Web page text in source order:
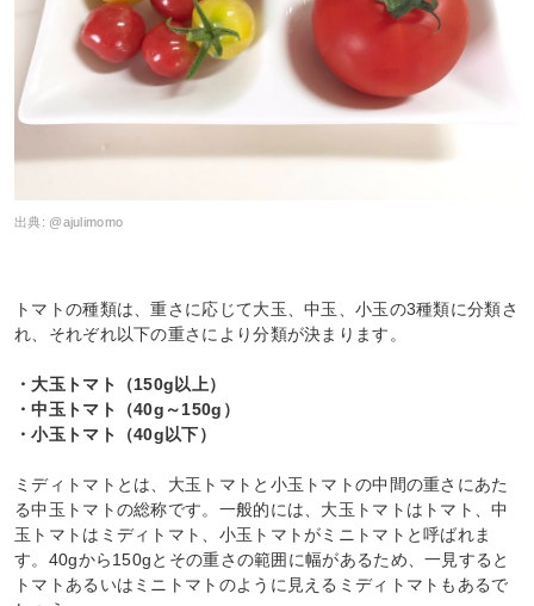
出典: @ajulimomo
トマトの種類は、重さに応じて大玉、中玉、小玉の3種類に分類さ
れ、それぞれ以下の重さにより分類が決まります。
・大玉トマト（150g以上）
・中玉トマト（40g～150g）
・小玉トマト（40g以下）
ミディトマトとは、大玉トマトと小玉トマトの中間の重さにあた
る中玉トマトの総称です。一般的には、大玉トマトはトマト、中
玉トマトはミディトマト、小玉トマトがミニトマトと呼ばれま
す。40gから150gとその重さの範囲に幅があるため、一見すると
トマトあるいはミニトマトのように見えるミディトマトもあるで